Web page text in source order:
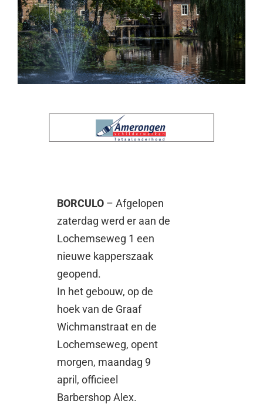
BORCULO – Afgelopen
zaterdag werd er aan de
Lochemseweg 1 een
nieuwe kapperszaak
geopend.
In het gebouw, op de
hoek van de Graaf
Wichmanstraat en de
Lochemseweg, opent
morgen, maandag 9
april, officieel
Barbershop Alex.